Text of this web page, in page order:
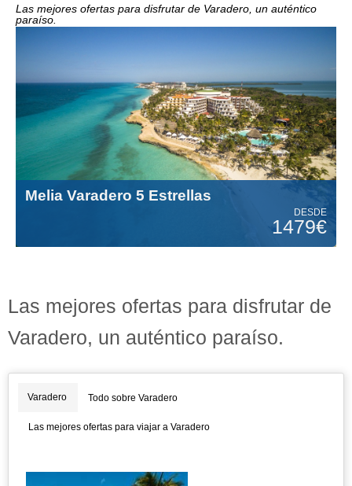
Las mejores ofertas para disfrutar de Varadero, un auténtico
paraíso.
Melia Varadero 5 Estrellas
DESDE
1479€
Las mejores ofertas para disfrutar de
Varadero, un auténtico paraíso.
Varadero Todo sobre Varadero
Las mejores ofertas para viajar a Varadero